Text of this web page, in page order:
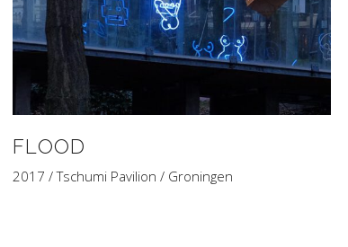
FLOOD
2017 / Tschumi Pavilion / Groningen